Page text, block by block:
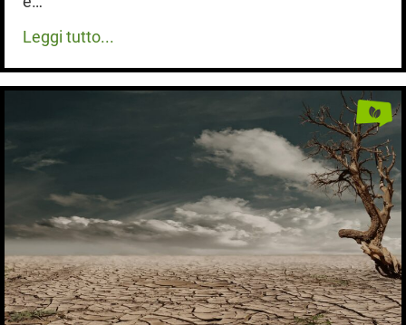
Leggi tutto...